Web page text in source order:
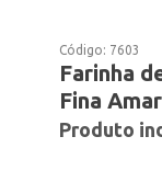
Código: 7603
Farinha
Fina
Produto